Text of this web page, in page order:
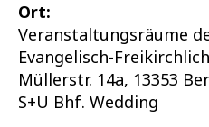
Ort:
Veranstaltungsräume
Evangelisch-
Müllerstr. 14a, 13353
S+U Bhf. Wedding